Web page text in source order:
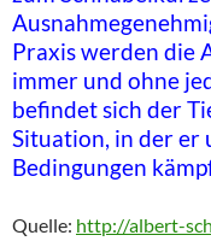
Praxis werden die
immer und ohne
befindet sich der
Situation, in der er
Bedingungen
Quelle: http://albert-